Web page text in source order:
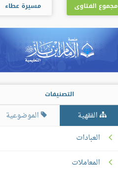
مجموع الفتاوى مسيرة عطاء
التصنيفات
الفقهية
الموضوعية
العبادات
المعاملات